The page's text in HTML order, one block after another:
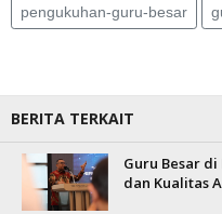
pengukuhan-guru-besar
BERITA TERKAIT
Guru Besar
dan Kualitas